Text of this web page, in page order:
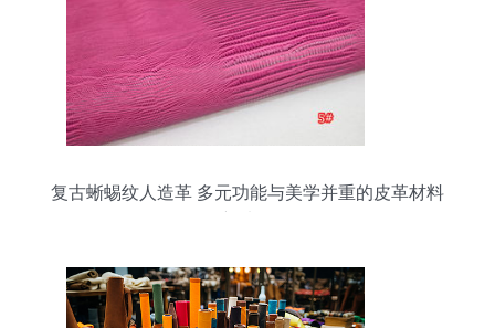
复古蜥蜴纹人造革 多元功能与美学并重的皮革材料